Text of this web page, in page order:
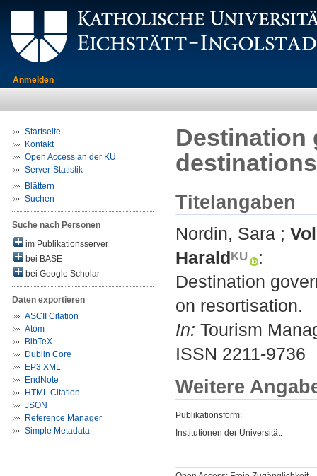
Anmelden
Startseite
Kontakt
Open Access an der KU
Server-Statistik
Blättern
Suchen
Suche nach Personen
im Publikationsserver
bei BASE
bei Google Scholar
Daten exportieren
ASCII Citation
Atom
BibTeX
Dublin Core
EP3 XML
EndNote
HTML Citation
JSON
Reference Manager
Simple Metadata
Destination
Titelangaben
Nordin, Sara ;
Harald
:
Destination
on resortisation.
In: Tourism
ISSN 2211-9736
Weitere
Publikationsform:
Institutionen der Universität: